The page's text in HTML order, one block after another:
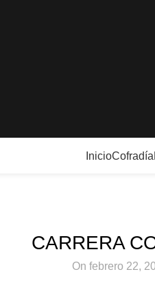
InicioCofradía
CARRERA
On febrero 22,